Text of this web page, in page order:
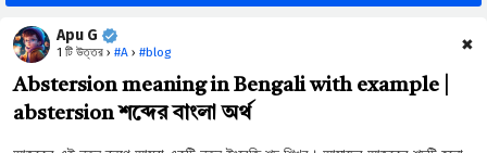
Apu G
1 টি উত্তর › #A› #blog ✖
Abstersion meaning in Bengali with example |
abstersion শব্দের বাংলা অর্থ